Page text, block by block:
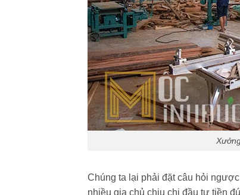
Chúng ta lại phải đặt câu hỏi
nhiều gia chủ chịu chi đầu tư tiền